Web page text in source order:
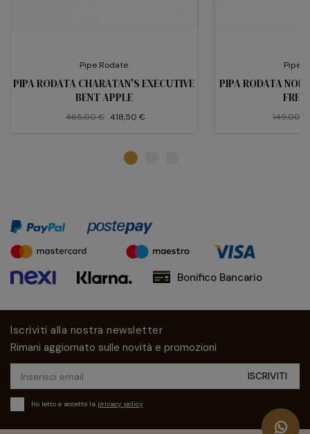
Pipe Rodate
PIPA RODATA CHARATAN'S EXECUTIVE
BENT APPLE
465,00 € 418,50 €
Pipe
PIPA RODATA
149,00 €
Bonifico Bancario
Iscriviti alla nostra newsletter
Rimani aggiornato sulle novità e promozioni
Ho letto e accetto la privacy policy